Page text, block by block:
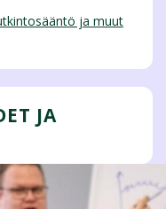
ja muut
JA